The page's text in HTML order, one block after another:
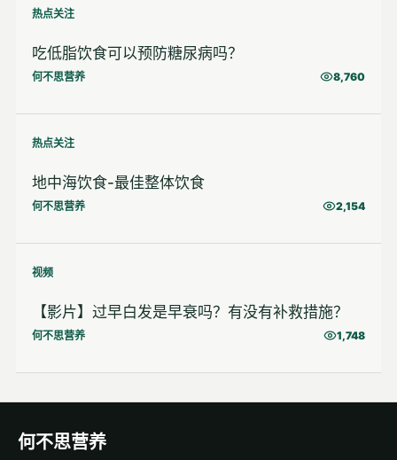
热点关注
吃低脂饮食可以预防糖尿病吗？
何不思营养 8,760
热点关注
地中海饮食-最佳整体饮食
何不思营养 2,154
视频
【影片】过早白发是早衰吗？有没有补救措施？
何不思营养 1,748
何不思营养